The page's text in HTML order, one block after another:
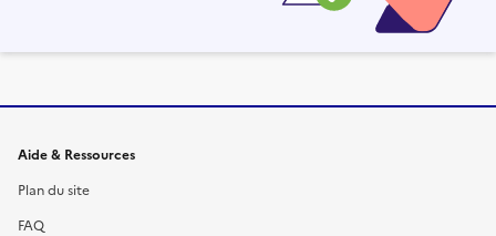
Informations et liens du site
Aide & Ressources
Plan du site
FAQ